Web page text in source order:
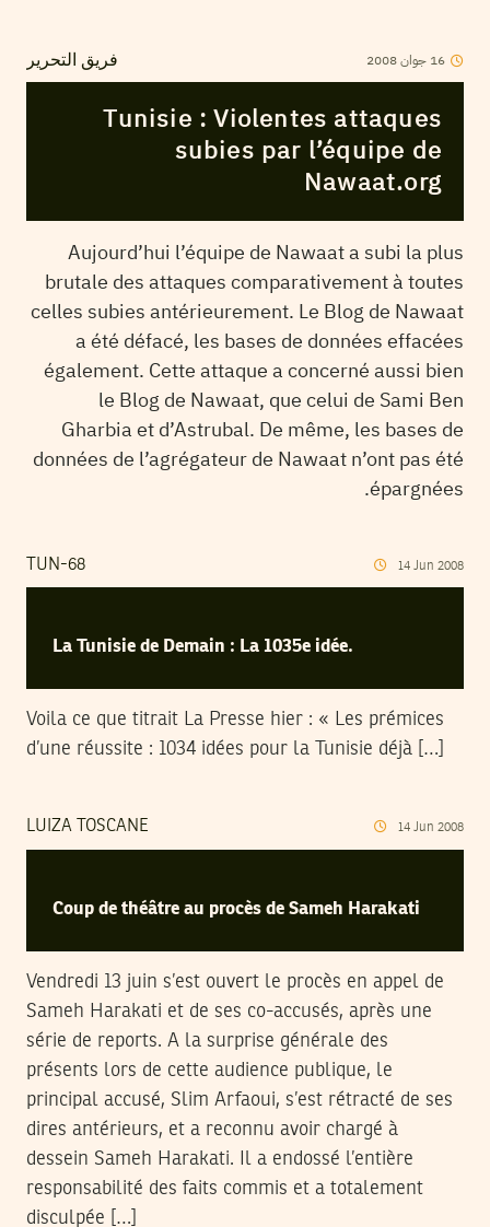
فريق التحرير 16 جوان2008
Tunisie : Violentes attaques
subies par l’équipe de
Nawaat.org
Aujourd’hui l’équipe de Nawaat a subi la plus
brutale des attaques comparativement à toutes
celles subies antérieurement. Le Blog de Nawaat
a été défacé, les bases de données effacées
également. Cette attaque a concerné aussi bien
le Blog de Nawaat, que celui de Sami Ben
Gharbia et d’Astrubal. De même, les bases de
données de l’agrégateur de Nawaat n’ont pas été
épargnées.
TUN-68 14 Jun 2008
La Tunisie de Demain : La 1035e idée.
Voila ce que titrait La Presse hier : « Les prémices
d’une réussite : 1034 idées pour la Tunisie déjà […]
LUIZA TOSCANE 14 Jun 2008
Coup de théâtre au procès de Sameh Harakati
Vendredi 13 juin s’est ouvert le procès en appel de
Sameh Harakati et de ses co-accusés, après une
série de reports. A la surprise générale des
présents lors de cette audience publique, le
principal accusé, Slim Arfaoui, s’est rétracté de ses
dires antérieurs, et a reconnu avoir chargé à
dessein Sameh Harakati. Il a endossé l’entière
responsabilité des faits commis et a totalement
disculpée […]